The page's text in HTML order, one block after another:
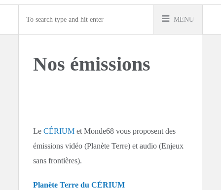
MENU
Nos émissions
LeCÉRIUM et Monde68 vous proposent des
émissions vidéo (Planète Terre) et audio (Enjeux
sans frontières).
Planète Terre du CÉRIUM